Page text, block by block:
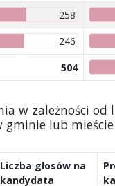
258
246
504
w zależności od
gminie lub
Liczba głosów na
kandydata